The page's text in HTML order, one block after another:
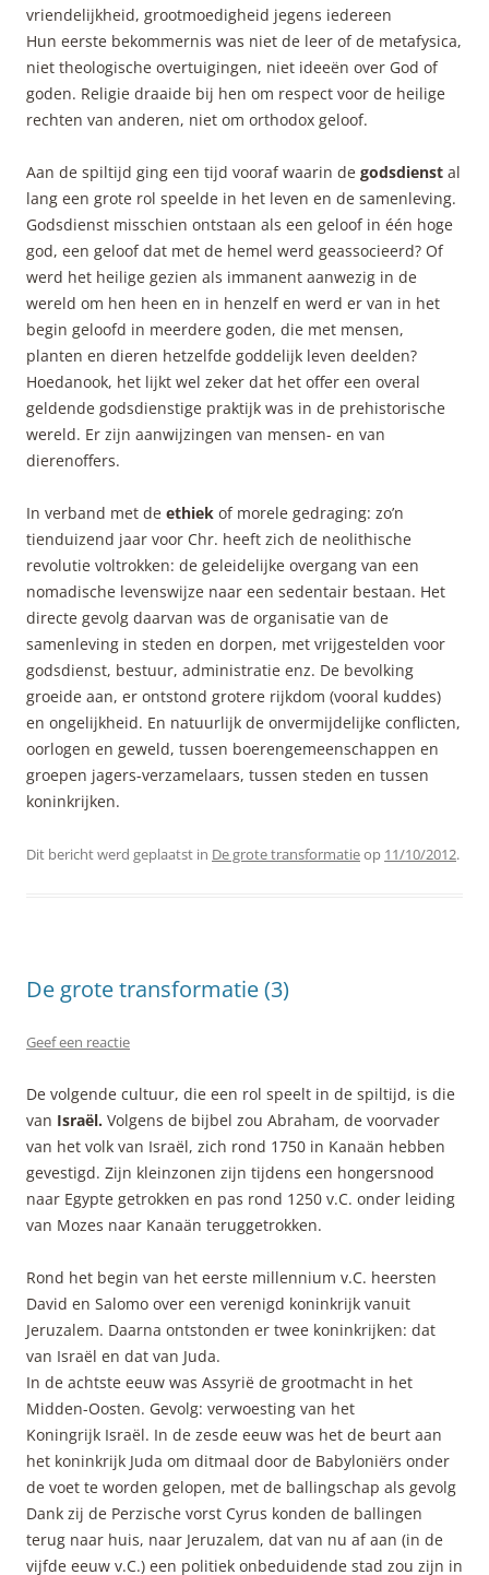
vriendelijkheid, grootmoedigheid jegens iedereen
Hun eerste bekommernis was niet de leer of de metafysica,
niet theologische overtuigingen, niet ideeën over God of
goden. Religie draaide bij hen om respect voor de heilige
rechten van anderen, niet om orthodox geloof.
Aan de spiltijd ging een tijd vooraf waarin de godsdienst al
lang een grote rol speelde in het leven en de samenleving.
Godsdienst misschien ontstaan als een geloof in één hoge
god, een geloof dat met de hemel werd geassocieerd? Of
werd het heilige gezien als immanent aanwezig in de
wereld om hen heen en in henzelf en werd er van in het
begin geloofd in meerdere goden, die met mensen,
planten en dieren hetzelfde goddelijk leven deelden?
Hoedanook, het lijkt wel zeker dat het offer een overal
geldende godsdienstige praktijk was in de prehistorische
wereld. Er zijn aanwijzingen van mensen- en van
dierenoffers.
In verband met de ethiek of morele gedraging: zo’n
tienduizend jaar voor Chr. heeft zich de neolithische
revolutie voltrokken: de geleidelijke overgang van een
nomadische levenswijze naar een sedentair bestaan. Het
directe gevolg daarvan was de organisatie van de
samenleving in steden en dorpen, met vrijgestelden voor
godsdienst, bestuur, administratie enz. De bevolking
groeide aan, er ontstond grotere rijkdom (vooral kuddes)
en ongelijkheid. En natuurlijk de onvermijdelijke conflicten,
oorlogen en geweld, tussen boerengemeenschappen en
groepen jagers-verzamelaars, tussen steden en tussen
koninkrijken.
Dit bericht werd geplaatst in De grote transformatieop 11/10/2012.
De grote transformatie (3)
Geef een reactie
De volgende cultuur, die een rol speelt in de spiltijd, is die
van Israël. Volgens de bijbel zou Abraham, de voorvader
van het volk van Israël, zich rond 1750 in Kanaän hebben
gevestigd. Zijn kleinzonen zijn tijdens een hongersnood
naar Egypte getrokken en pas rond 1250 v.C. onder leiding
van Mozes naar Kanaän teruggetrokken.
Rond het begin van het eerste millennium v.C. heersten
David en Salomo over een verenigd koninkrijk vanuit
Jeruzalem. Daarna ontstonden er twee koninkrijken: dat
van Israël en dat van Juda.
In de achtste eeuw was Assyrië de grootmacht in het
Midden-Oosten. Gevolg: verwoesting van het
Koningrijk Israël. In de zesde eeuw was het de beurt aan
het koninkrijk Juda om ditmaal door de Babyloniërs onder
de voet te worden gelopen, met de ballingschap als gevolg
Dank zij de Perzische vorst Cyrus konden de ballingen
terug naar huis, naar Jeruzalem, dat van nu af aan (in de
vijfde eeuw v.C.) een politiek onbeduidende stad zou zijn in